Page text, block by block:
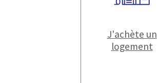
J'achète un
logement